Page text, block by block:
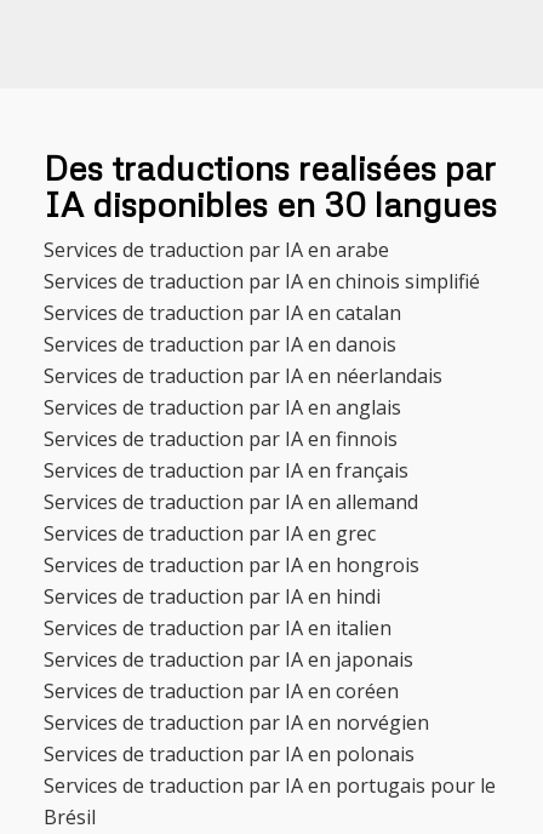
Des traductions realisées par
IA disponibles en 30 langues
Services de traduction par IA en arabe
Services de traduction par IA en chinois simplifié
Services de traduction par IA en catalan
Services de traduction par IA en danois
Services de traduction par IA en néerlandais
Services de traduction par IA en anglais
Services de traduction par IA en finnois
Services de traduction par IA en français
Services de traduction par IA en allemand
Services de traduction par IA en grec
Services de traduction par IA en hongrois
Services de traduction par IA en hindi
Services de traduction par IA en italien
Services de traduction par IA en japonais
Services de traduction par IA en coréen
Services de traduction par IA en norvégien
Services de traduction par IA en polonais
Services de traduction par IA en portugais pour le
Brésil